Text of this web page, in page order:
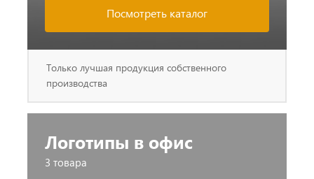
Посмотреть каталог
Только лучшая продукция собственного
производства
Логотипы в офис
3 товара